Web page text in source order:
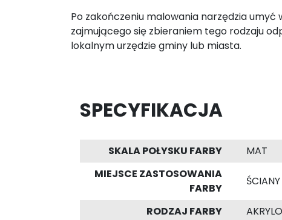
Po zakończeniu malowania narzędzia
zajmującego się zbieraniem tego rodzaju
lokalnym urzędzie gminy lub miasta.
SPECYFIKACJA
SKALA POŁYSKU FARBY
MAT
MIEJSCE ZASTOSOWANIA
FARBY
RODZAJ FARBY